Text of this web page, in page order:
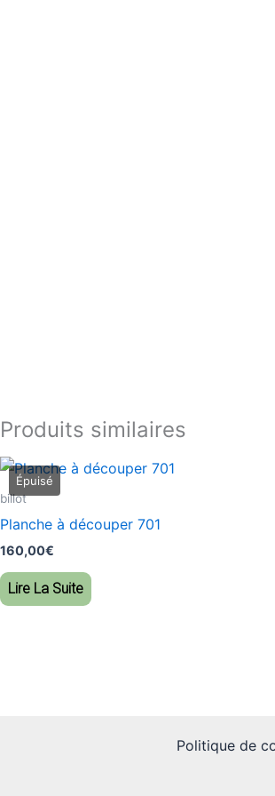
Produits similaires
billot
Planche à découper 701
160,00€
Lire La Suite
Politique de